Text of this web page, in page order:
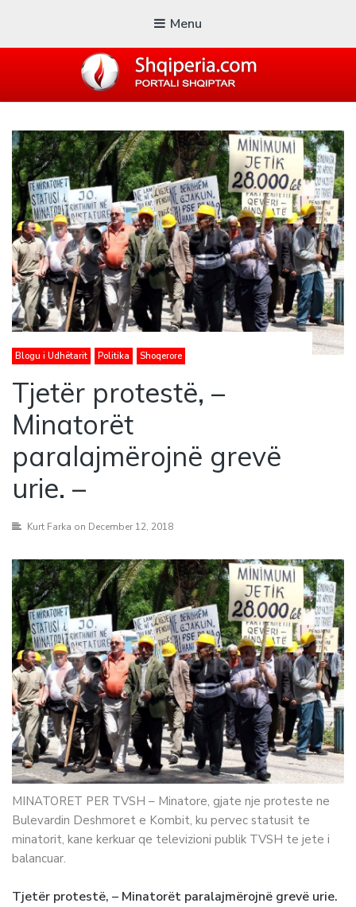
Menu
Blogu i ShqiperiaCom
Blogu i Udhëtarit Politika Shoqerore
Tjetër protestë, –
Minatorët
paralajmërojnë grevë
urie. –
Kurt Farka on December 12, 2018
MINATORET PER TVSH – Minatore, gjate nje proteste ne
Bulevardin Deshmoret e Kombit, ku pervec statusit te
minatorit, kane kerkuar qe televizioni publik TVSH te jete i
balancuar.
Tjetër protestë, – Minatorët paralajmërojnë grevë urie.